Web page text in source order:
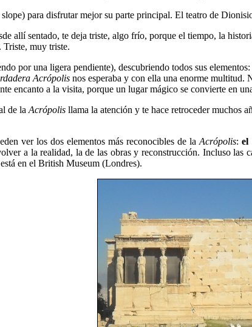
para disfrutar mejor su parte principal. El teatro de
allí sentado, te deja triste, algo frío, porque el tiempo, la
Triste, muy triste.
por una ligera pendiente), descubriendo todos sus
Acrópolis nos esperaba y con ella una enorme
encanto a la visita, porque un lugar mágico se convierte en
de la Acrópolis llama la atención y te hace retroceder muchos
ver los dos elementos más reconocibles de laAcrópolis:el
a la realidad, la de las obras y reconstrucción. Incluso
en el British Museum (Londres).